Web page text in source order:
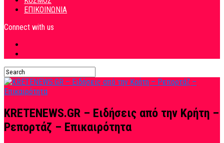
ΕΠΙΚΟΙΝΩΝΙΑ
Connect with us
KRETENEWS.GR – Ειδήσεις από την Κρήτη –
Ρεπορτάζ – Επικαιρότητα